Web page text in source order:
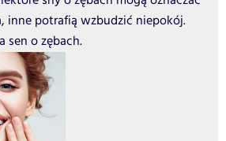
inne potrafią wzbudzić niepokój.
sen o zębach.